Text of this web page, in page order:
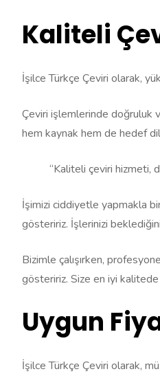
Kaliteli
İşilce Türkçe Çeviri olarak,
Çeviri işlemlerinde doğruluk
hem kaynak hem de hedef
“Kaliteli çeviri hizmeti,
İşimizi ciddiyetle yapmakla
gösteririz. İşlerinizi
Bizimle çalışırken,
gösteririz. Size en iyi
Uygun
İşilce Türkçe Çeviri olarak,